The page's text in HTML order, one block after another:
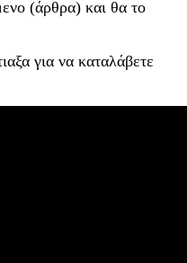
(άρθρα) και θα το
για να καταλάβετε